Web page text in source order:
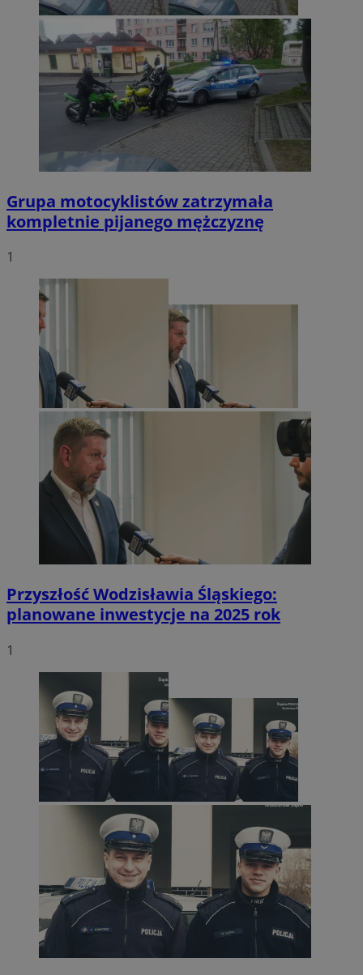
Grupa motocyklistów zatrzymała
kompletnie pijanego mężczyznę
1
Przyszłość Wodzisławia Śląskiego:
planowane inwestycje na 2025 rok
1